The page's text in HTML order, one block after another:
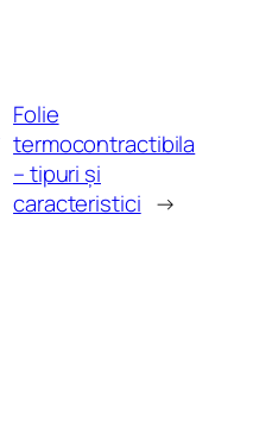
Folie
termocontractibila
– tipuri şi
caracteristici →